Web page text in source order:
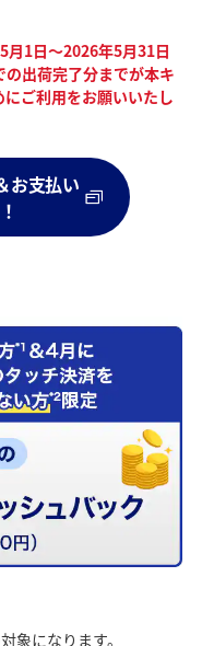
月1日～2026年5月31日
出荷完了分までが本キ
ご利用をお願いいたし
お支払い
象になります。